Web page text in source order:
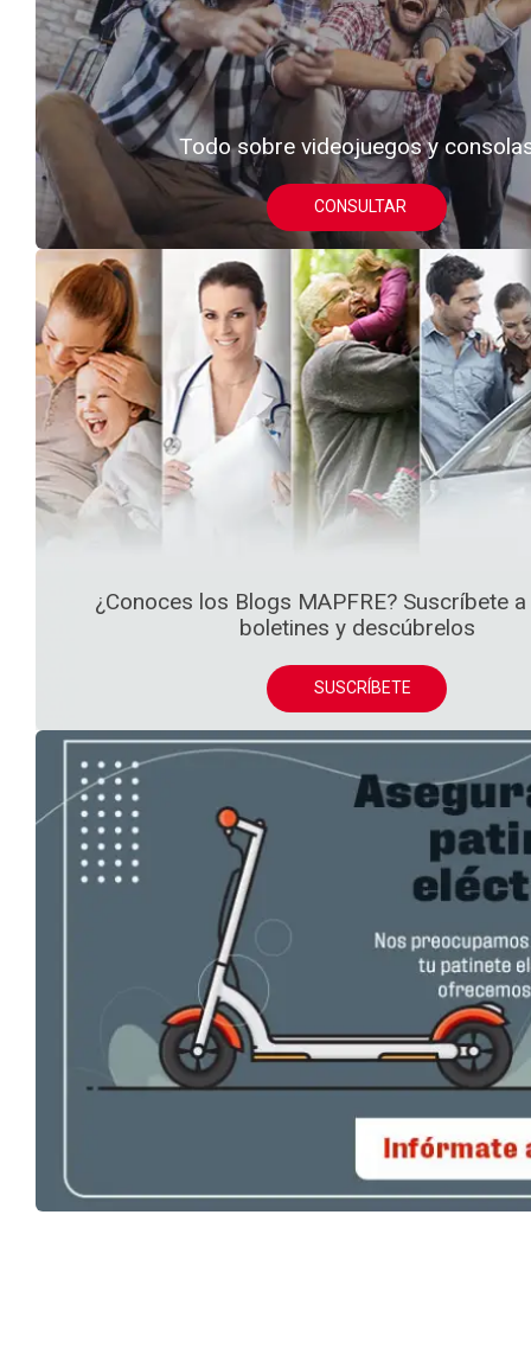
Todo sobre videojuegos y
CONSULTAR
¿Conoces los Blogs MAPFRE? Suscríbete
boletines y descúbrelos
SUSCRÍBETE